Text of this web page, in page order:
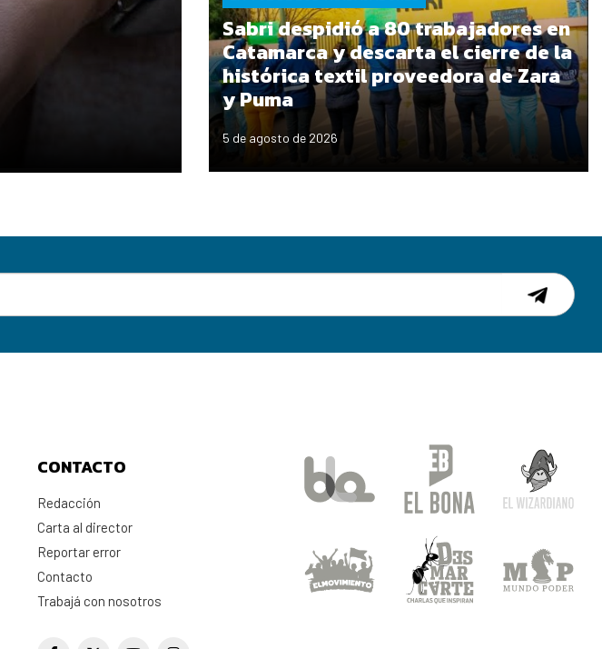
Sabri despidió a 80 trabajadores en
Catamarca y descarta el cierre de la
histórica textil proveedora de Zara
y Puma
5 de agosto de 2026
CONTACTO
Redacción
Carta al director
Reportar error
Contacto
Trabajá con nosotros